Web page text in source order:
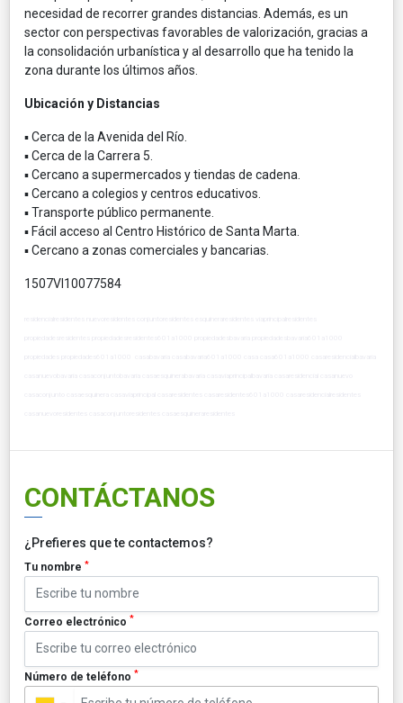
necesidad de recorrer grandes distancias. Además, es un
sector con perspectivas favorables de valorización, gracias a
la consolidación urbanística y al desarrollo que ha tenido la
zona durante los últimos años.
Ubicación y Distancias
▪ Cerca de la Avenida del Río.
▪ Cerca de la Carrera 5.
▪ Cercano a supermercados y tiendas de cadena.
▪ Cercano a colegios y centros educativos.
▪ Transporte público permanente.
▪ Fácil acceso al Centro Histórico de Santa Marta.
▪ Cercano a zonas comerciales y bancarias.
1507VI10077584
CONTÁCTANOS
¿Prefieres que te contactemos?
Tu nombre *
Correo electrónico *
Número de teléfono *